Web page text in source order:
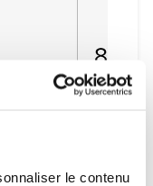
le contenu